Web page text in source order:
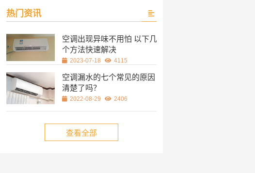
热门资讯
空调出现异味不用怕 以下几
个方法快速解决
2023-07-18 4115
空调漏水的七个常见的原因
清楚了吗？
2022-08-29 2406
查看全部